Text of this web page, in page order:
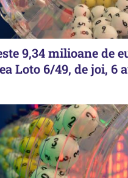
9,34 milioane de
Loto 6/49, de joi, 6